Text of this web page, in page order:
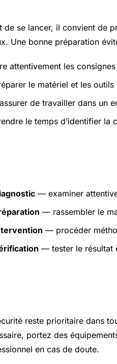
de se lancer, il convient de
Une bonne préparation
attentivement les
le matériel et les outils
de travailler dans un
le temps d’identifier la
— examiner
— rassembler le
— procéder
— tester le résultat
reste prioritaire dans
portez des
en cas de doute.